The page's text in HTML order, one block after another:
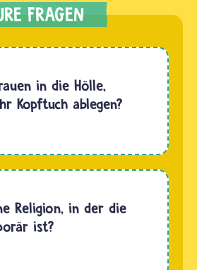
in die Hölle,
Kopftuch ablegen?
Religion, in der die
ist?